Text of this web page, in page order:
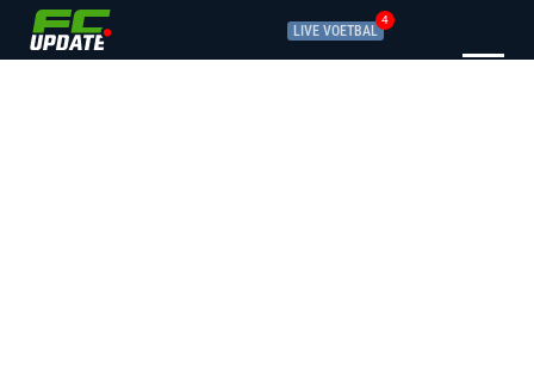
LIVE VOETBAL
4